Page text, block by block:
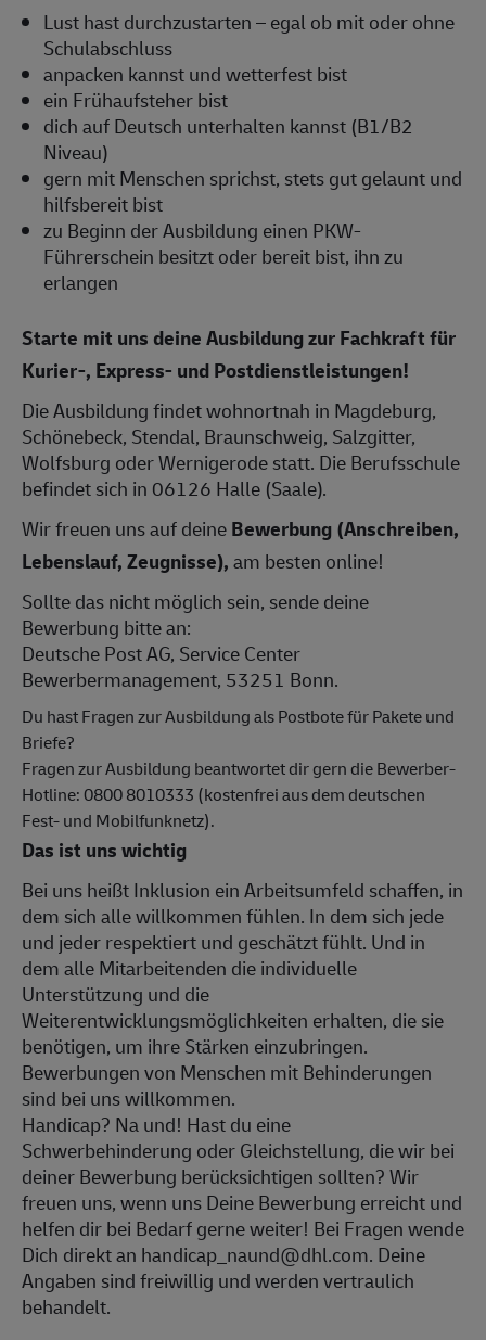
Lust hast durchzustarten – egal ob mit oder ohne
Schulabschluss
anpacken kannst und wetterfest bist
ein Frühaufsteher bist
dich auf Deutsch unterhalten kannst (B1/B2
Niveau)
gern mit Menschen sprichst, stets gut gelaunt und
hilfsbereit bist
zu Beginn der Ausbildung einen PKW-
Führerschein besitzt oder bereit bist, ihn zu
erlangen
Starte mit uns deine Ausbildung zur Fachkraft für
Kurier-, Express- und Postdienstleistungen!
Die Ausbildung findet wohnortnah in Magdeburg,
Schönebeck, Stendal, Braunschweig, Salzgitter,
Wolfsburg oder Wernigerode statt. Die Berufsschule
befindet sich in 06126 Halle (Saale).
Wir freuen uns auf deineBewerbung (Anschreiben,
Lebenslauf, Zeugnisse),am besten online!
Sollte das nicht möglich sein, sende deine
Bewerbung bitte an:
Deutsche Post AG, Service Center
Bewerbermanagement, 53251 Bonn.
Du hast Fragen zur Ausbildung als Postbote für Pakete und
Briefe?
Fragen zur Ausbildung beantwortet dir gern die Bewerber-
Hotline: 0800 8010333 (kostenfrei aus dem deutschen
Fest- und Mobilfunknetz).
Das ist uns wichtig
Bei uns heißt Inklusion ein Arbeitsumfeld schaffen, in
dem sich alle willkommen fühlen. In dem sich jede
und jeder respektiert und geschätzt fühlt. Und in
dem alle Mitarbeitenden die individuelle
Unterstützung und die
Weiterentwicklungsmöglichkeiten erhalten, die sie
benötigen, um ihre Stärken einzubringen.
Bewerbungen von Menschen mit Behinderungen
sind bei uns willkommen.
Handicap? Na und! Hast du eine
Schwerbehinderung oder Gleichstellung, die wir bei
deiner Bewerbung berücksichtigen sollten? Wir
freuen uns, wenn uns Deine Bewerbung erreicht und
helfen dir bei Bedarf gerne weiter! Bei Fragen wende
Dich direkt an handicap_naund@dhl.com. Deine
Angaben sind freiwillig und werden vertraulich
behandelt.